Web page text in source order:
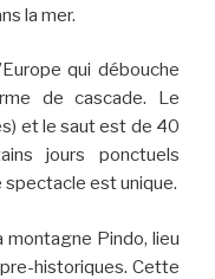
la mer.
qui débouche
de cascade. Le
et le saut est de 40
jours ponctuels
est unique.
montagne Pindo, lieu
historiques. Cette